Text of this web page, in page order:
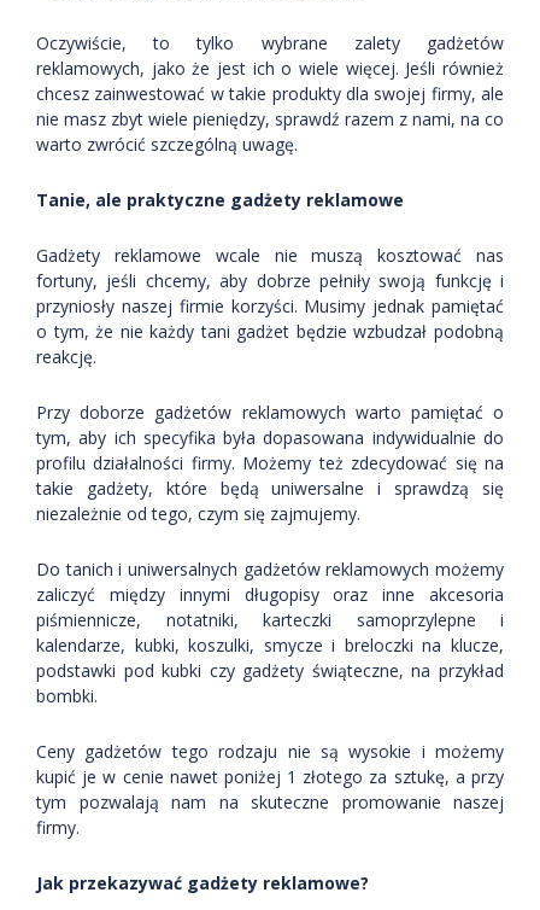
Oczywiście, to tylko wybrane zalety gadżetów
reklamowych, jako że jest ich o wiele więcej. Jeśli również
chcesz zainwestować w takie produkty dla swojej firmy, ale
nie masz zbyt wiele pieniędzy, sprawdź razem z nami, na co
warto zwrócić szczególną uwagę.
Tanie, ale praktyczne gadżety reklamowe
Gadżety reklamowe wcale nie muszą kosztować nas
fortuny, jeśli chcemy, aby dobrze pełniły swoją funkcję i
przyniosły naszej firmie korzyści. Musimy jednak pamiętać
o tym, że nie każdy tani gadżet będzie wzbudzał podobną
reakcję.
Przy doborze gadżetów reklamowych warto pamiętać o
tym, aby ich specyfika była dopasowana indywidualnie do
profilu działalności firmy. Możemy też zdecydować się na
takie gadżety, które będą uniwersalne i sprawdzą się
niezależnie od tego, czym się zajmujemy.
Do tanich i uniwersalnych gadżetów reklamowych możemy
zaliczyć między innymi długopisy oraz inne akcesoria
piśmiennicze, notatniki, karteczki samoprzylepne i
kalendarze, kubki, koszulki, smycze i breloczki na klucze,
podstawki pod kubki czy gadżety świąteczne, na przykład
bombki.
Ceny gadżetów tego rodzaju nie są wysokie i możemy
kupić je w cenie nawet poniżej 1 złotego za sztukę, a przy
tym pozwalają nam na skuteczne promowanie naszej
firmy.
Jak przekazywać gadżety reklamowe?